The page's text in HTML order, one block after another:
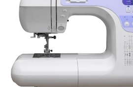
Vejas Também as Melhores Máquinas de